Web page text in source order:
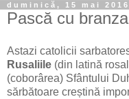
duminică, 15 mai 2016
Pască cu
Astazi catolicii
Rusaliile (din latină
(coborârea) Sfântului
sărbătoare creștină